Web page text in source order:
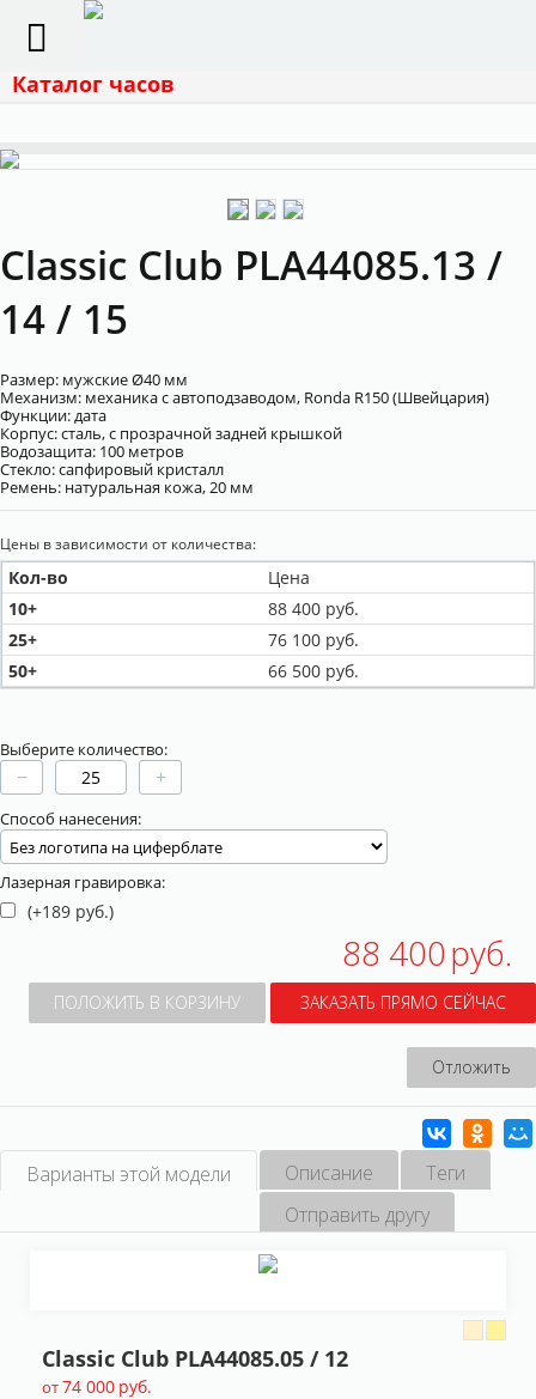
Каталог часов
Classic Club PLA44085.13 /
14 / 15
Размер: мужские Ø40 мм
Механизм: механика с автоподзаводом, Ronda R150 (Швейцария)
Функции: дата
Корпус: сталь, с прозрачной задней крышкой
Водозащита: 100 метров
Cтекло: сапфировый кристалл
Ремень: натуральная кожа, 20 мм
Цены в зависимости от количества:
Кол-во
Цена
10+
88 400руб.
25+
76 100руб.
50+
66 500руб.
Выберите количество:
− +
Способ нанесения:
Лазерная гравировка:
(+189 руб.)
88 400руб.
ПОЛОЖИТЬ В КОРЗИНУ ЗАКАЗАТЬ ПРЯМО СЕЙЧАС
Отложить
Варианты этой модели Описание
Теги
Отправить другу
Classic Club PLA44085.05 / 12
от74 000 руб.